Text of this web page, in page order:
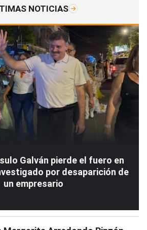
NOTICIAS
Galván pierde el fuero en
por desaparición de
un empresario